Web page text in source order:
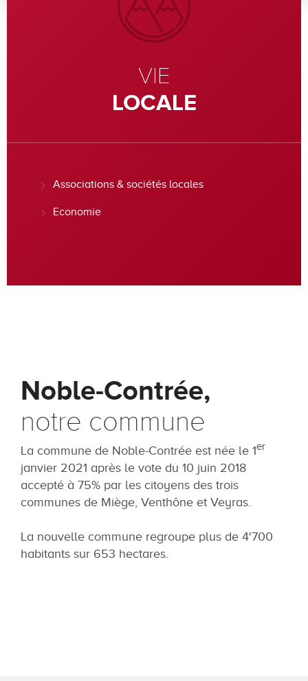
VIE
LOCALE
Associations & sociétés locales
Economie
Noble-Contrée,
notre commune
La commune de Noble-Contrée est née le 1er
janvier 2021 après le vote du 10 juin 2018
accepté à 75% par les citoyens des trois
communes de Miège, Venthône et Veyras.
La nouvelle commune regroupe plus de 4'700
habitants sur 653 hectares.